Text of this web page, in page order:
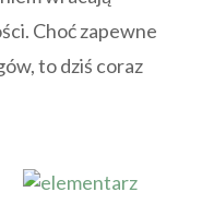
Choć zapewne
to dziś coraz